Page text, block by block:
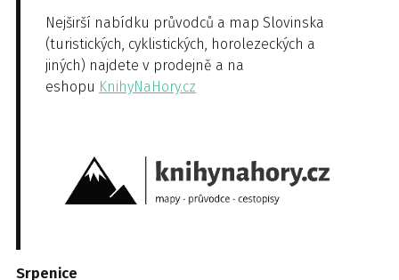
Nejširší nabídku průvodců a map Slovinska
(turistických, cyklistických, horolezeckých a
jiných) najdete v prodejně a na
eshopu KnihyNaHory.cz
Srpenice